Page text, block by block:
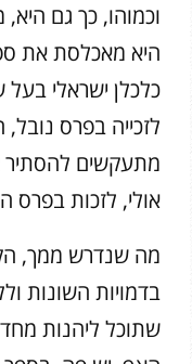
וכמוהו, כך גם
היא מאכלסת את
כלכלן ישראלי
לזכייה בפרס
מתעקשים להסתיר
אולי, לזכות בפרס
מה שנדרש ממך,
בדמויות השונות
שתוכל ליהנות